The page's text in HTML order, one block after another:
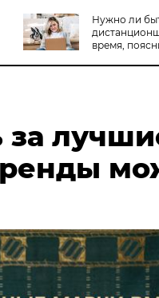
Нужно ли
время,
за